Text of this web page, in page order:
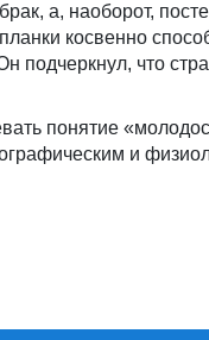
а, наоборот,
косвенно
подчеркнул, что
понятие
и